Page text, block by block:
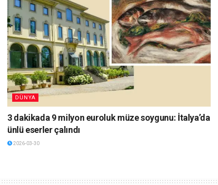
DÜNYA
3 dakikada 9 milyon euroluk müze soygunu: İtalya’da
ünlü eserler çalındı
2026-03-30